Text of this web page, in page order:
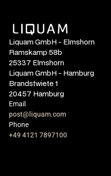
Liquam GmbH - Elmshorn
Ramskamp 58b
25337 Elmshorn
Liquam GmbH - Hamburg
Brandstwiete 1
20457 Hamburg
Email
post@liquam.com
Phone
+49 4121 7897100